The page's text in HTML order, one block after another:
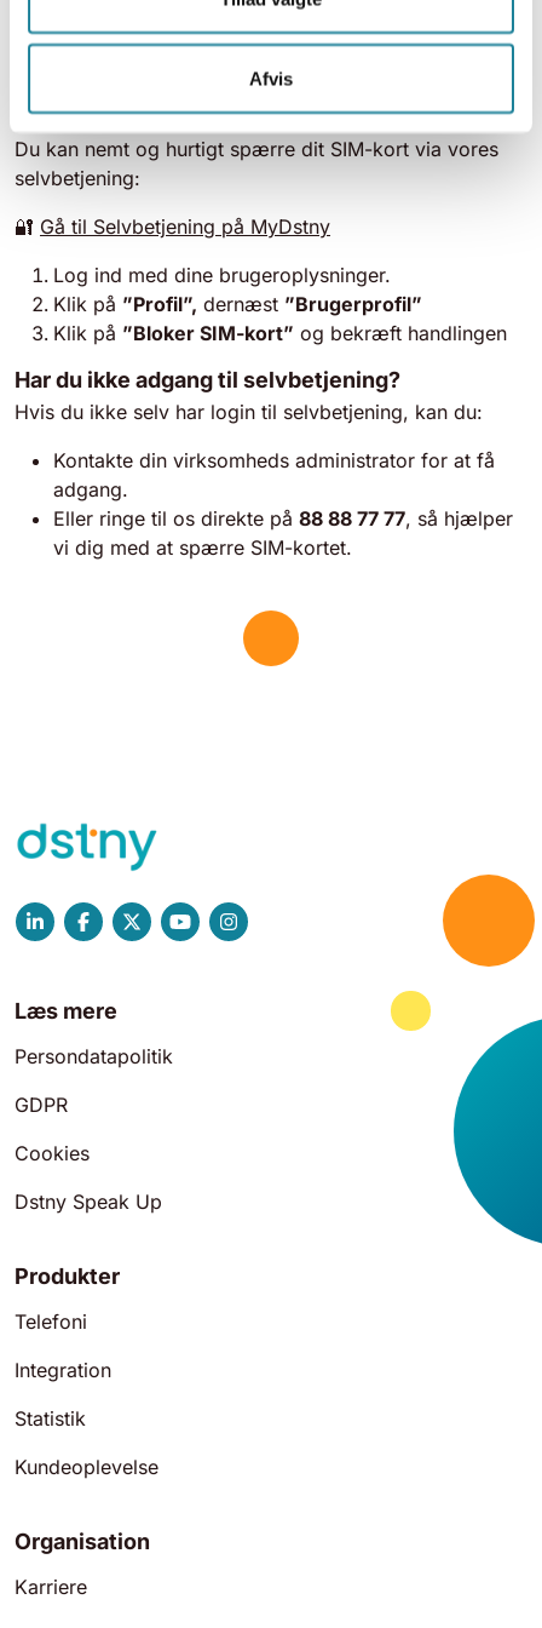
Afvis
Bemærk:Du skal være kunde hos Dstny for, at vi kan
Sådan spærrer du dit SIM-kort
Du kan nemt og hurtigt spærre dit SIM-kort via vores
selvbetjening:
🔐 Gå til Selvbetjening på MyDstny
Log ind med dine brugeroplysninger.
Klik på ”Profil”, dernæst ”Brugerprofil”
Klik på ”Bloker SIM-kort” og bekræft handlingen
Har du ikke adgang til selvbetjening?
Hvis du ikke selv har login til selvbetjening, kan du:
Kontakte din virksomheds administrator for at få
adgang.
Eller ringe til os direkte på 88 88 77 77, så hjælper
vi dig med at spærre SIM-kortet.
Læs mere
Persondatapolitik
GDPR
Cookies
Dstny Speak Up
Produkter
Telefoni
Integration
Statistik
Kundeoplevelse
Organisation
Karriere